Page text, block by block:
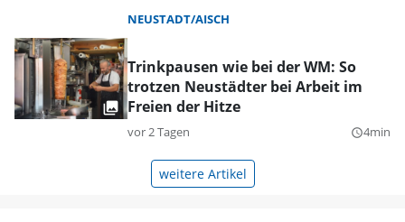
NEUSTADT/AISCH
Trinkpausen wie bei der WM: So
trotzen Neustädter bei Arbeit im
Freien der Hitze
vor 2 Tagen query_builder4min
weitere Artikel